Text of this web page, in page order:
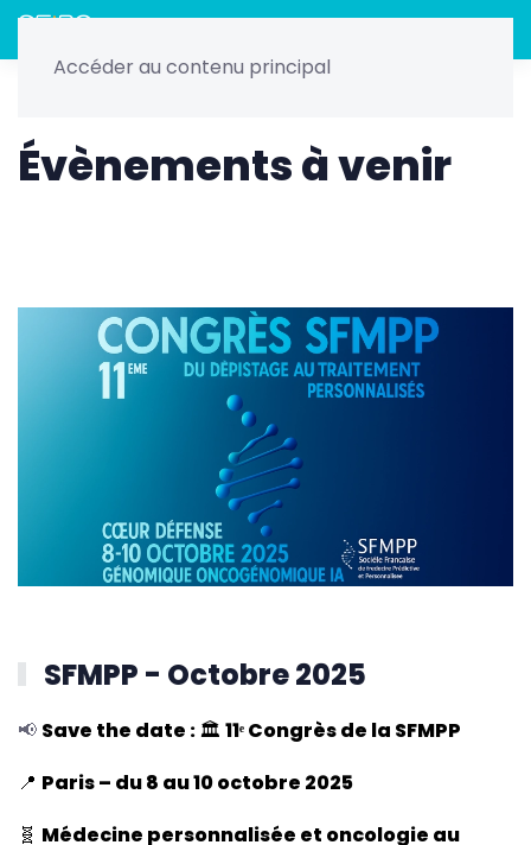
Accéder au contenu principal
Évènements à venir
SFMPP - Octobre 2025
📢 Save the date :🏛️ 11ᵉ Congrès de la SFMPP
📍 Paris – du 8 au 10 octobre 2025
🧬 Médecine personnalisée et oncologie au